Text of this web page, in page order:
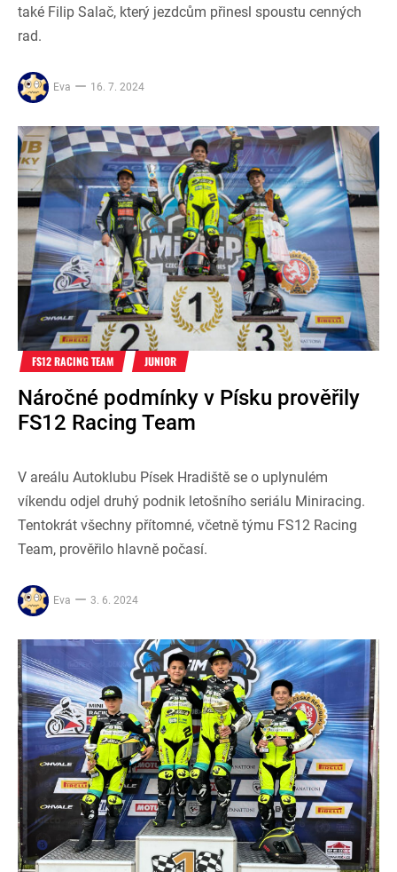
také Filip Salač, který jezdcům přinesl spoustu cenných
rad.
Eva 16. 7. 2024
FS12 RACING TEAM JUNIOR
Náročné podmínky v Písku prověřily
FS12 Racing Team
V areálu Autoklubu Písek Hradiště se o uplynulém
víkendu odjel druhý podnik letošního seriálu Miniracing.
Tentokrát všechny přítomné, včetně týmu FS12 Racing
Team, prověřilo hlavně počasí.
Eva 3. 6. 2024